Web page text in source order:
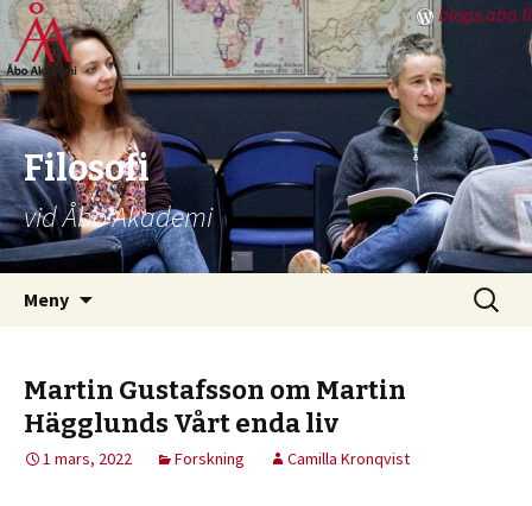
blogs.abo.fi
Filosofi
vid Åbo Akademi
Meny
Sök
efter:
Martin Gustafsson om Martin
Hägglunds Vårt enda liv
1 mars, 2022 Forskning Camilla Kronqvist